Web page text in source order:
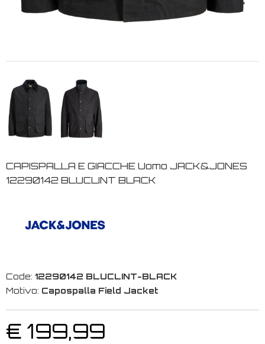
CAPISPALLA E GIACCHE Uomo JACK&JONES
12290142 BLUCLINT BLACK
Code: 12290142 BLUCLINT-BLACK
Motivo: Capospalla Field Jacket
€ 199,99